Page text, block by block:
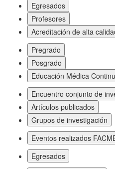
Egresados
Profesores
Acreditación de alta
Pregrado
Posgrado
Educación Médica
Encuentro conjunto de
Artículos publicados
Grupos de investigación
Eventos realizados
Egresados